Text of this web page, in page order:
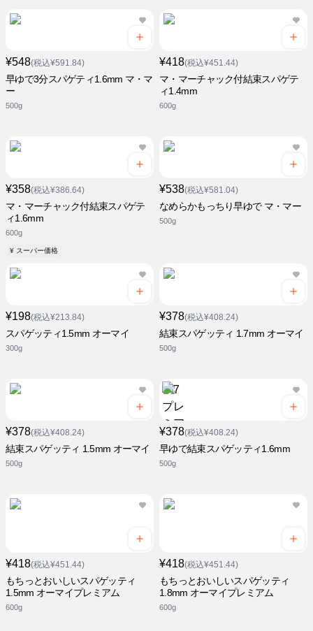
¥548(税込¥591.84)
早ゆで3分スパゲティ1.6mm マ・マ
ー
500g
¥418(税込¥451.44)
マ・マーチャック付結束スパゲテ
ィ1.4mm
600g
¥358(税込¥386.64)
マ・マーチャック付結束スパゲテ
ィ1.6mm
600g
¥ スーパー価格
¥538(税込¥581.04)
なめらかもっちり早ゆで マ・マー
500g
¥198(税込¥213.84)
スパゲッティ1.5mm オーマイ
300g
¥378(税込¥408.24)
結束スパゲッティ 1.7mm オーマイ
500g
¥378(税込¥408.24)
結束スパゲッティ 1.5mm オーマイ
500g
¥378(税込¥408.24)
早ゆで結束スパゲッティ1.6mm
500g
¥418(税込¥451.44)
もちっとおいしいスパゲッティ
1.5mm オーマイプレミアム
600g
¥418(税込¥451.44)
もちっとおいしいスパゲッティ
1.8mm オーマイプレミアム
600g